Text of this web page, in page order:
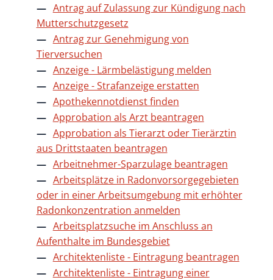
Antrag auf Zulassung zur Kündigung nach
Mutterschutzgesetz
Antrag zur Genehmigung von
Tierversuchen
Anzeige - Lärmbelästigung melden
Anzeige - Strafanzeige erstatten
Apothekennotdienst finden
Approbation als Arzt beantragen
Approbation als Tierarzt oder Tierärztin
aus Drittstaaten beantragen
Arbeitnehmer-Sparzulage beantragen
Arbeitsplätze in Radonvorsorgegebieten
oder in einer Arbeitsumgebung mit erhöhter
Radonkonzentration anmelden
Arbeitsplatzsuche im Anschluss an
Aufenthalte im Bundesgebiet
Architektenliste - Eintragung beantragen
Architektenliste - Eintragung einer